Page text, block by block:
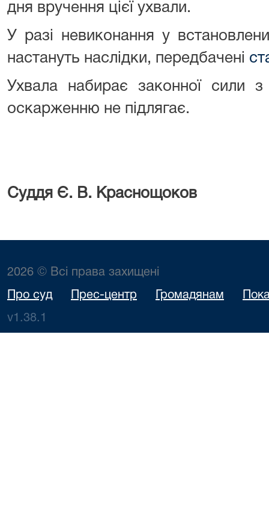
дня вручення цієї ухвали.
У разі невиконання у
настануть наслідки, передбачені
Ухвала набирає законної сили з
оскарженню не підлягає.
Суддя Є. В. Краснощоков
2026 © Всі права захищені
Про суд Прес-центр Громадянам
v1.38.1